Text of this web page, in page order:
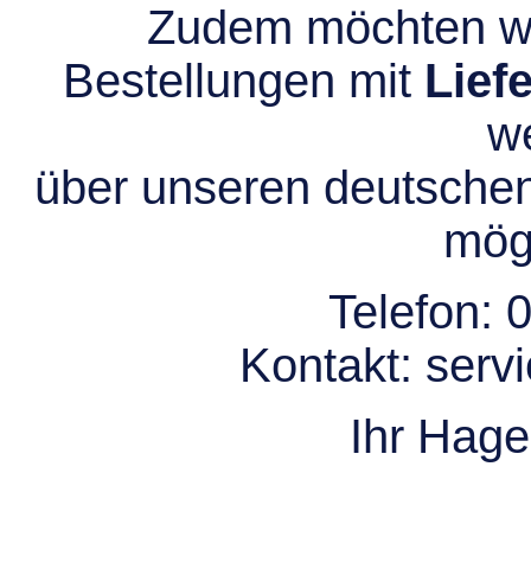
Zudem möchten
Bestellungen mit
über unseren
Telefon:
Kontakt:
Ihr